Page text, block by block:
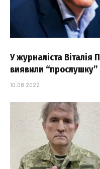
У журналіста
виявили “прослушку”
10.08.2022